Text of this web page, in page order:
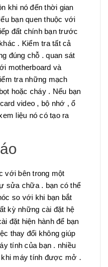
khi nó đến thời gian
bạn quen thuộc với
đất chính bạn trước
. Kiểm tra tất cả
đúng chỗ . quan sát
motherboard và
tra những mạch
hoặc cháy . Nếu bạn
video , bộ nhớ , ổ
liệu nó có tạo ra
với bên trong một
sửa chữa . bạn có thể
so với khi bạn bắt
kỳ những cài đặt hệ
đặt hiện hành để bạn
thay đổi không giúp
tính của bạn . nhiều
khi máy tính được mở .